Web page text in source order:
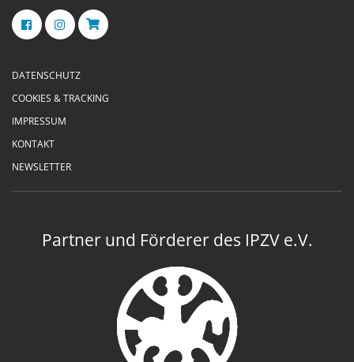
DATENSCHUTZ
COOKIES & TRACKING
IMPRESSUM
KONTAKT
NEWSLETTER
Partner und Förderer des IPZV e.V.